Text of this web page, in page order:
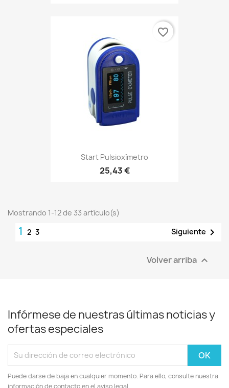
Start Pulsioxímetro
25,43 €
favorite_border
Mostrando 1-12 de 33 artículo(s)
1 2 3 Siguiente 
Volver arriba 
Infórmese de nuestras últimas noticias y
ofertas especiales
Puede darse de baja en cualquier momento. Para ello, consulte nuestra
información de contacto en el aviso legal.